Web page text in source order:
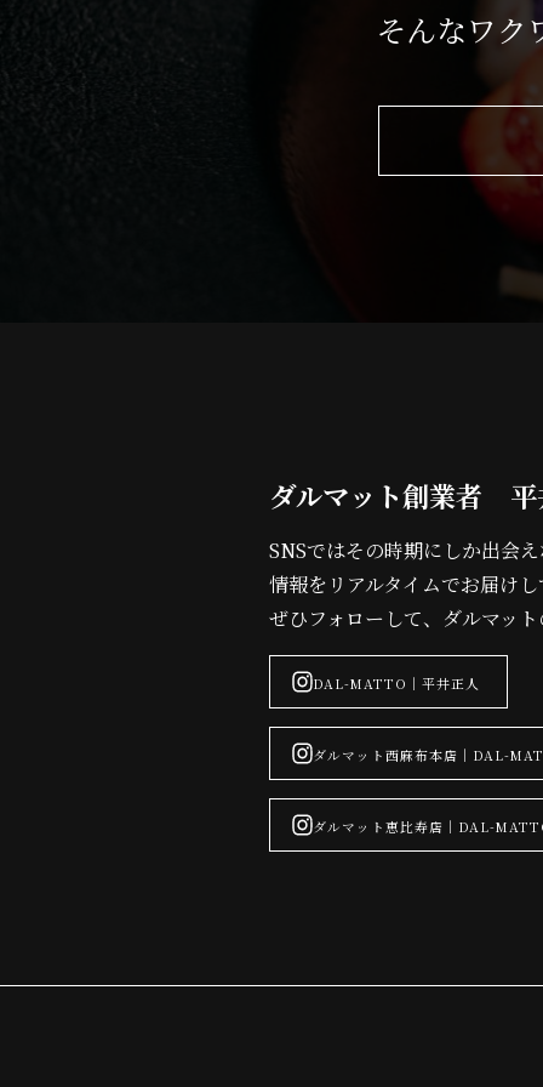
そんなワク
ダルマット創業者 平
SNSではその時期にしか出会
情報をリアルタイムでお届け
ぜひフォローして、ダルマッ
DAL-MATTO｜平井正人
ダルマット西麻布本店｜DAL-
ダルマット恵比寿店｜DAL-